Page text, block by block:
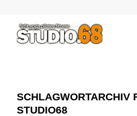
SCHLAGWORTARCHIV
STUDIO68